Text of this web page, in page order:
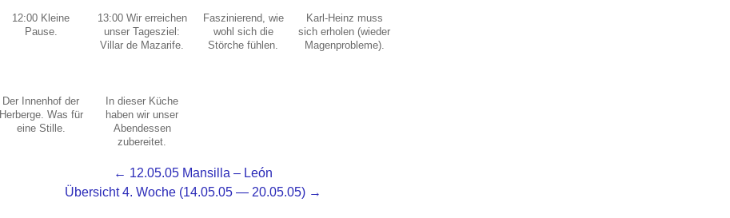
12:00 Kleine
Pause.
13:00 Wir erreichen
unser Tagesziel:
Villar de Mazarife.
Faszinierend, wie
wohl sich die
Störche fühlen.
Karl-Heinz muss
sich erholen (wieder
Magenprobleme).
Der Innenhof der
Herberge. Was für
eine Stille.
In dieser Küche
haben wir unser
Abendessen
zubereitet.
← 12.05.05 Mansilla – León
Übersicht 4. Woche (14.05.05 — 20.05.05) →